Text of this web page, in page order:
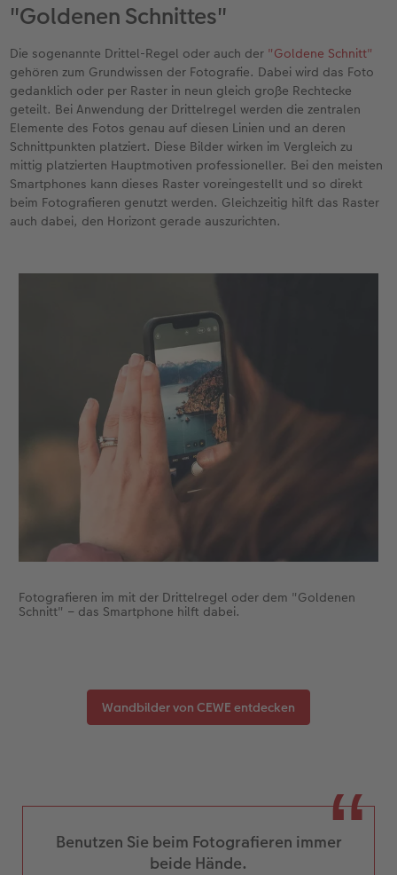
keine Schlieren hinterlassen.
Hände. Das ist wichtig, um die Kamera zu
stabilisieren und das Bild nicht zu verwackeln.
Dies ist gerade in Situationen hilfreich, in
denen bewegte Objekte fotografiert oder die
Kamera länger belichten sollen.
"Goldenen Schnittes"
Die sogenannte Drittel-Regel oder auch der "Goldene Schnitt"
gehören zum Grundwissen der Fotografie. Dabei wird das Foto
gedanklich oder per Raster in neun gleich große Rechtecke
geteilt. Bei Anwendung der Drittelregel werden die zentralen
Elemente des Fotos genau auf diesen Linien und an deren
Schnittpunkten platziert. Diese Bilder wirken im Vergleich zu
mittig platzierten Hauptmotiven professioneller. Bei den meisten
Smartphones kann dieses Raster voreingestellt und so direkt
beim Fotografieren genutzt werden. Gleichzeitig hilft das Raster
auch dabei, den Horizont gerade auszurichten.
Fotografieren im mit der Drittelregel oder dem "Goldenen
Schnitt" – das Smartphone hilft dabei.
Wandbilder von CEWE entdecken
Benutzen Sie beim Fotografieren immer
beide Hände.